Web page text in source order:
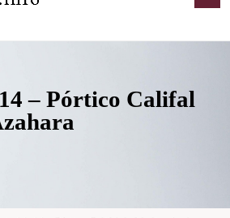
– Pórtico Califal